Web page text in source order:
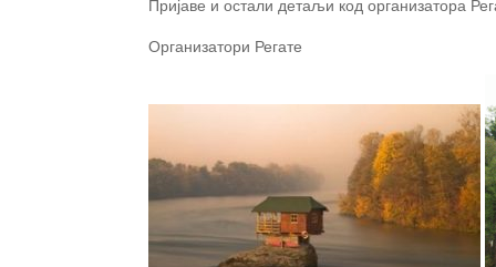
Пријаве и остали детаљи код организатора
Организатори Регате